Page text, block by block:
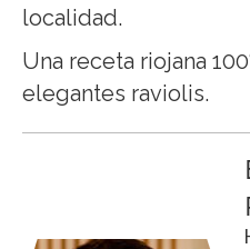
localidad.
Una receta riojana
elegantes raviolis.